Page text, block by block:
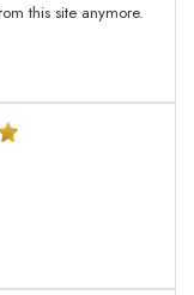
this site anymore.